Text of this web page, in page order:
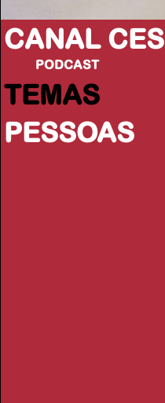
CANAL CES
PODCAST
TEMAS
PESSOAS